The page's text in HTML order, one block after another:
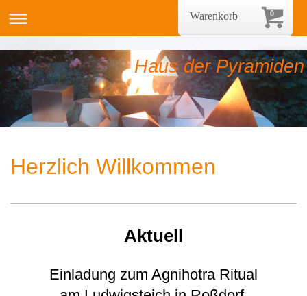
Haus der Pyramiden
Herzlich Willkommen
Aktuell
Einladung zum Agnihotra Ritual
0
Warenkorb